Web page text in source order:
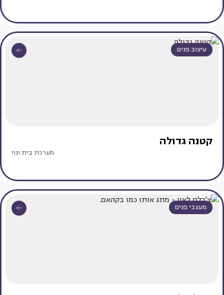
עיצוב פנים
קטנה גדולה
מערכת בית ונוי
מעצבי פנים